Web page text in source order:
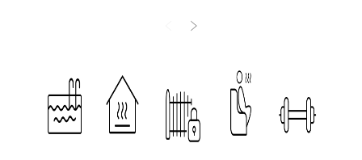
calidad que esperaría de un proyecto de este tipo, con encimeras
En los baños, la elegancia del porcelánico de gran formato
refleja nuestra apuesta global por la calidad y el diseño.